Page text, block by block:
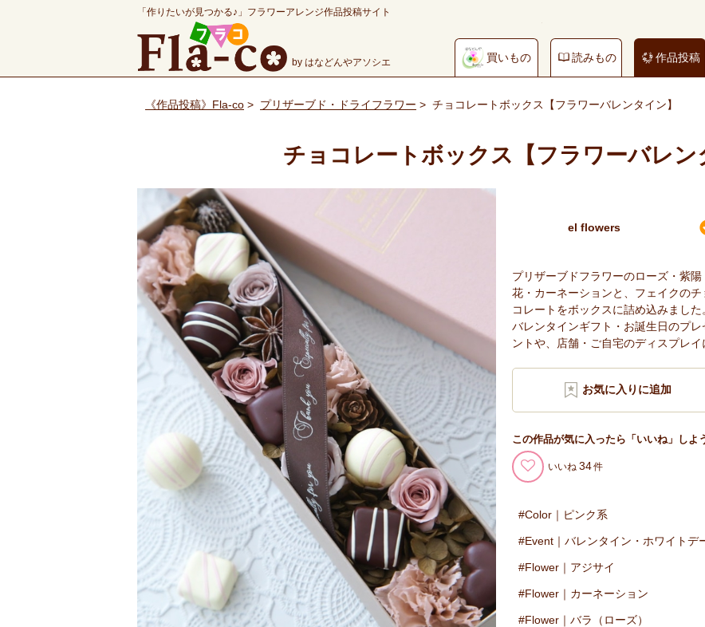
「作りたいが見つかる♪」フラワーアレンジ作品投稿サイト
by はなどんやアソシエ 買いもの 読みもの 作品投稿
《作品投稿》Fla-co > プリザーブド・ドライフラワー > チョコレートボックス【フラワーバレンタイン】
チョコレートボックス【フラワーバレン
el flowers
プリザーブドフラワーのローズ・紫陽
花・カーネーションと、フェイクのチ
コレートをボックスに詰め込みました
バレンタインギフト・お誕生日のプレ
ントや、店舗・ご自宅のディスプレイ
この作品が気に入ったら「いいね」しよ
いいね 34
Color｜ピンク系
Event｜バレンタイン・ホワイトデ
Flower｜アジサイ
Flower｜カーネーション
Flower｜バラ（ローズ）